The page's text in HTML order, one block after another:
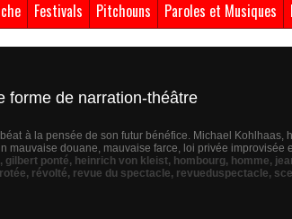
Festivals Pitchouns Paroles et Musiques
forme de narration-théâtre
à la pensée de son futur bénéfice. Michael Kohlhaas,
mauvaise douane, mauvaise farce, loi privée improvisée
, gilbert ponté, heinrich von kleist, hombourg, homme,
, révolté, revue du spectacle, revueduspectacle,